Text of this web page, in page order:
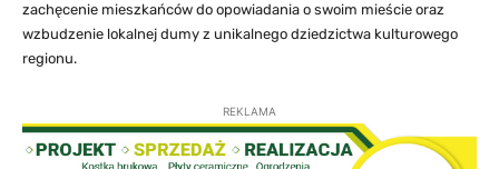
zachęcenie mieszkańców do opowiadania o swoim mieście oraz
wzbudzenie lokalnej dumy z unikalnego dziedzictwa kulturowego
regionu.
REKLAMA